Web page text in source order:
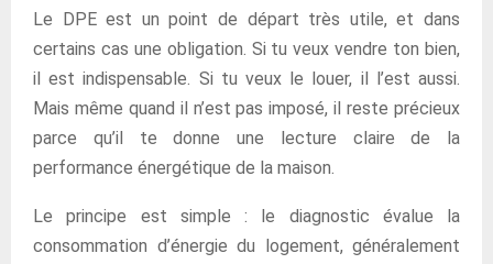
Le DPE est un point de départ très utile, et dans
certains cas une obligation. Si tu veux vendre ton bien,
il est indispensable. Si tu veux le louer, il l’est aussi.
Mais même quand il n’est pas imposé, il reste précieux
parce qu’il te donne une lecture claire de la
performance énergétique de la maison.
Le principe est simple : le diagnostic évalue la
consommation d’énergie du logement, généralement